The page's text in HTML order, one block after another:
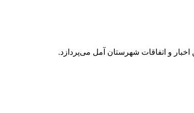
و اتفاقات شهرستان آمل می‌پردازد.